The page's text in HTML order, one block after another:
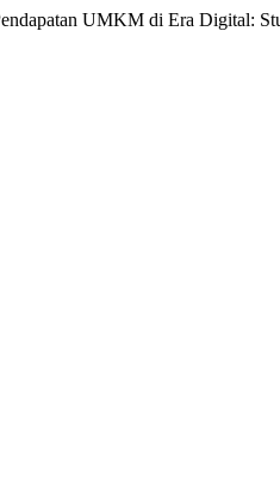
UMKM di Era Digital: